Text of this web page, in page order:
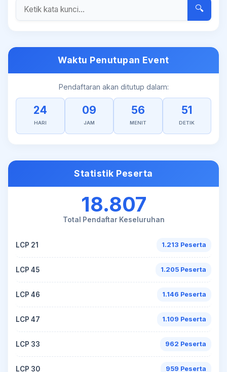
🔍
Waktu Penutupan Event
Pendaftaran akan ditutup dalam:
24
HARI
09
JAM
56
MENIT
51
DETIK
Statistik Peserta
18.807
Total Pendaftar Keseluruhan
LCP 21 1.213 Peserta
LCP 45 1.205 Peserta
LCP 46 1.146 Peserta
LCP 47 1.109 Peserta
LCP 33 962 Peserta
LCP 30 959 Peserta